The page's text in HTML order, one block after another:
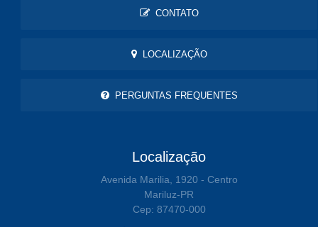
CONTATO
LOCALIZAÇÃO
PERGUNTAS FREQUENTES
Localização
Avenida Marilia, 1920 - Centro
Mariluz-PR
Cep: 87470-000